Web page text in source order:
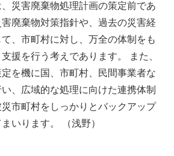
災害廃棄物処理計画の策定前であ
廃棄物対策指針や、過去の災害経
、市町村に対し、万全の体制をも
援を行う考えであります。 また、
を機に国、市町村、民間事業者な
、広域的な処理に向けた連携体制
市町村をしっかりとバックアップ
いります。 （浅野）